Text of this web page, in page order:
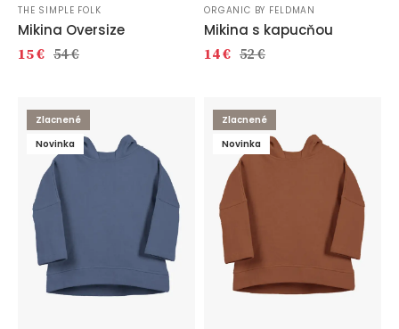
THE SIMPLE FOLK
Mikina Oversize
15 € 54 €
ORGANIC BY FELDMAN
Mikina s kapucňou
14 € 52 €
Zlacnené
Novinka
Zlacnené
Novinka